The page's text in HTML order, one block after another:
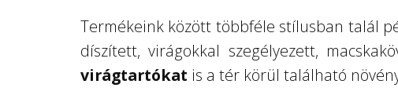
Termékeink között többféle stílusban talál
díszített, virágokkal szegélyezett,
virágtartókat is a tér körül található